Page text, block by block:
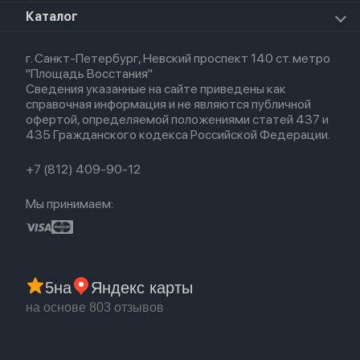
Apple Watch SE 2022
Airpods 3
Airpods (1-е)
EarPods
HomePod 2
Для Macbook
О магазине
Политика конфиденциальности
Оплата и доставка
Партнерская программа
Гарантия
Обмен и возврат
Бонусы
Каталог
Новые поступления
Популярное
Акции
г. Санкт-Петербург, Невский проспект 140 ст. метро
"Площадь Восстания"
Сведения указанные на сайте приведены как
справочная информация и не являются публичной
офертой, определяемой положениями статей 437 и
435 Гражданского кодекса Российской Федерации.
+7 (812) 409-90-12
Мы принимаем:
5на Яндекс карты
на основе 803 отзывов